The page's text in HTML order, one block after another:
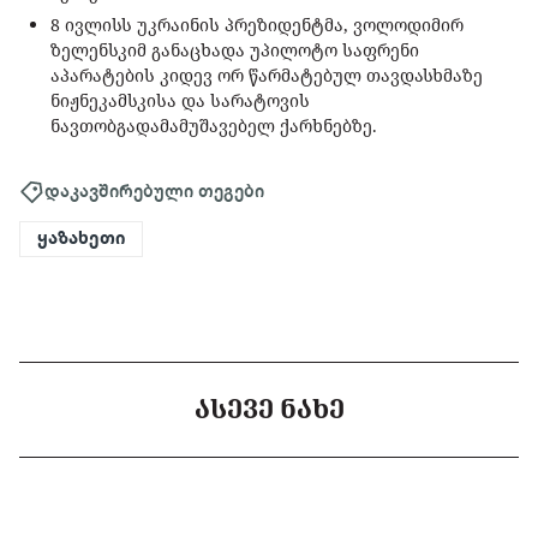
8 ივლისს უკრაინის პრეზიდენტმა, ვოლოდიმირ
ზელენსკიმ განაცხადა უპილოტო საფრენი
აპარატების კიდევ ორ წარმატებულ თავდასხმაზე
ნიჟნეკამსკისა და სარატოვის
ნავთობგადამამუშავებელ ქარხნებზე.
დაკავშირებული თეგები
ყაზახეთი
ᲐᲡᲔᲕᲔ ᲜᲐᲮᲔ